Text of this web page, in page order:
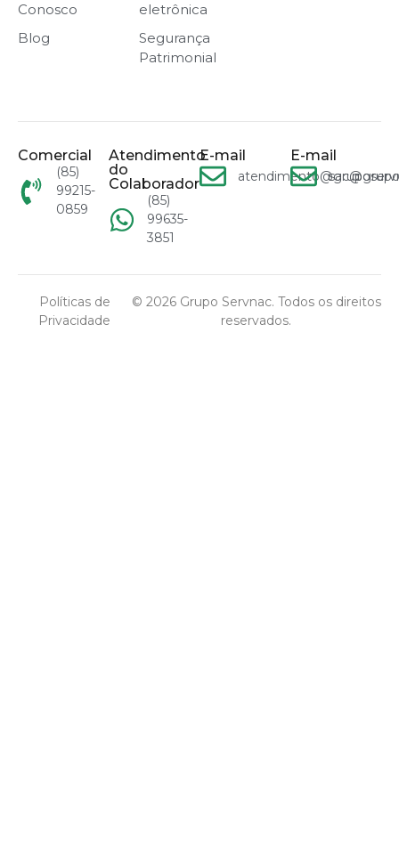
Conosco
Blog
eletrônica
Segurança
Patrimonial
Comercial
(85)
99215-
0859
Atendimento
do
Colaborador
(85)
99635-
3851
E-mail E-mail
© 2026 Grupo Servnac. Todos os direitos
reservados.
Políticas de
Privacidade